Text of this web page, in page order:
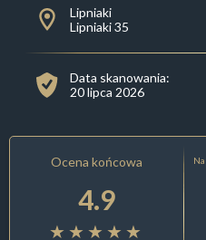
Lipniaki
Lipniaki 35
Data skanowania:
20 lipca 2026
Ocena końcowa
4.9